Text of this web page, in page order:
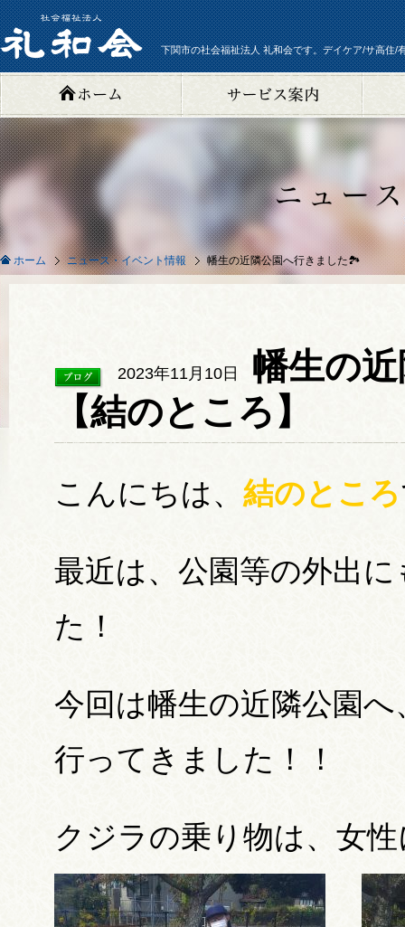
下関市の社会福祉法人 礼和会です。デイケア/サ高住/
ホーム ニュース・イベント情報 幡生の近隣公園へ行きました🏞
2023年11月10日
幡生の
【結のところ】
こんにちは、 結のところ
最近は、公園等の外出
た！
今回は幡生の近隣公園
行ってきました！！
クジラの乗り物は、女